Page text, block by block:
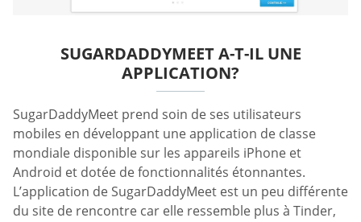
SUGARDADDYMEET A-T-IL UNE
APPLICATION?
SugarDaddyMeet prend soin de ses utilisateurs
mobiles en développant une application de classe
mondiale disponible sur les appareils iPhone et
Android et dotée de fonctionnalités étonnantes.
L’application de SugarDaddyMeet est un peu différente
du site de rencontre car elle ressemble plus à Tinder,